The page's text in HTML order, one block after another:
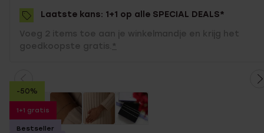
are
here:
Laatste kans: 1+1 op alle SPECIAL DEALS*
Voeg 2 items toe aan je winkelmandje en krijg het
goedkoopste gratis. *
-50%
1+1 gratis
Bestseller